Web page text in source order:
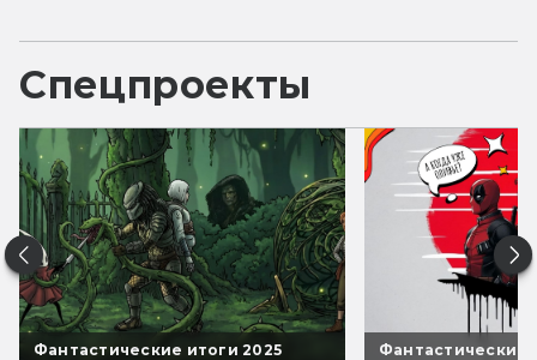
Спецпроекты
Фантастические итоги 2025 Фантастические